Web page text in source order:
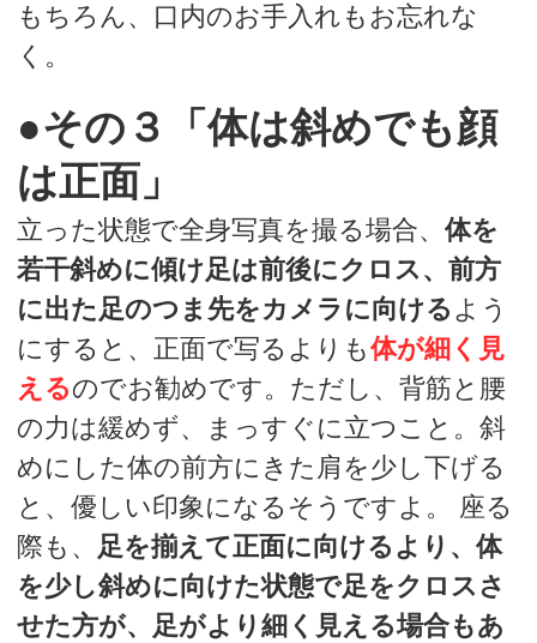
もちろん、口内のお手入れもお忘れな
く。
●その３「体は斜めでも顔
は正面」
立った状態で全身写真を撮る場合、 体を
若干斜めに傾け足は前後にクロス、前方
に出た足のつま先をカメラに向ける よう
にすると、正面で写るよりも体が細く見
えるのでお勧めです。ただし、背筋と腰
の力は緩めず、まっすぐに立つこと。斜
めにした体の前方にきた肩を少し下げる
と、優しい印象になるそうですよ。 座る
際も、 足を揃えて正面に向けるより、体
を少し斜めに向けた状態で足をクロスさ
せた方が、足がより細く見える場合もあ